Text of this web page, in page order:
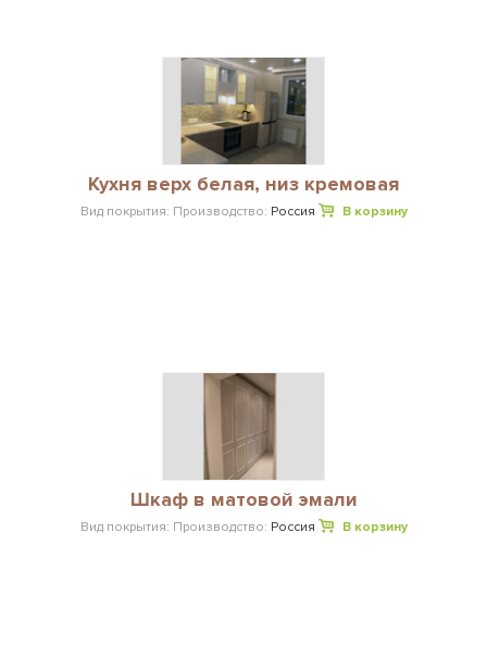
Кухня верх белая, низ кремовая
Вид покрытия: Производство: Россия В корзину
Шкаф в матовой эмали
Вид покрытия: Производство: Россия В корзину